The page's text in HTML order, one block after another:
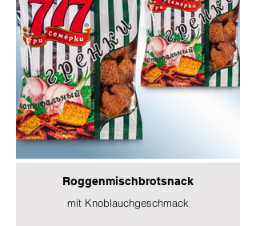
Roggenmischbrotsnack
mit Knoblauchgeschmack